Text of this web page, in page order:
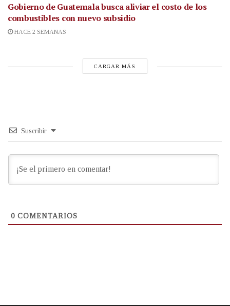
Gobierno de Guatemala busca aliviar el costo de los
combustibles con nuevo subsidio
HACE 2 SEMANAS
CARGAR MÁS
Suscribir
0 COMENTARIOS